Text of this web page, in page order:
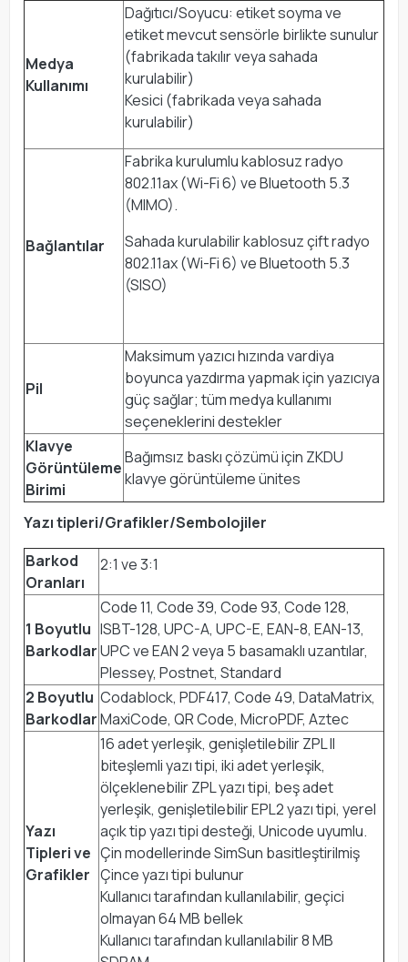
Medya
Kullanımı
Dağıtıcı/Soyucu: etiket soyma ve
etiket mevcut sensörle birlikte sunulur
(fabrikada takılır veya sahada
kurulabilir)
Kesici (fabrikada veya sahada
kurulabilir)
Bağlantılar
Fabrika kurulumlu kablosuz radyo
802.11ax (Wi-Fi 6) ve Bluetooth 5.3
(MIMO).
Sahada kurulabilir kablosuz çift radyo
802.11ax (Wi-Fi 6) ve Bluetooth 5.3
(SISO)
Pil
Maksimum yazıcı hızında vardiya
boyunca yazdırma yapmak için yazıcıya
güç sağlar; tüm medya kullanımı
seçeneklerini destekler
Klavye
Görüntüleme
Birimi
Bağımsız baskı çözümü için ZKDU
klavye görüntüleme ünites
Yazı tipleri/Grafikler/Sembolojiler
Barkod
Oranları
2:1 ve 3:1
1 Boyutlu
Barkodlar
Code 11, Code 39, Code 93, Code 128,
ISBT-128, UPC-A, UPC-E, EAN-8, EAN-13,
UPC ve EAN 2 veya 5 basamaklı uzantılar,
Plessey, Postnet, Standard
2 Boyutlu
Barkodlar
Codablock, PDF417, Code 49, DataMatrix,
MaxiCode, QR Code, MicroPDF, Aztec
Yazı
Tipleri ve
Grafikler
16 adet yerleşik, genişletilebilir ZPL II
biteşlemli yazı tipi, iki adet yerleşik,
ölçeklenebilir ZPL yazı tipi, beş adet
yerleşik, genişletilebilir EPL2 yazı tipi, yerel
açık tip yazı tipi desteği, Unicode uyumlu.
Çin modellerinde SimSun basitleştirilmiş
Çince yazı tipi bulunur
Kullanıcı tarafından kullanılabilir, geçici
olmayan 64 MB bellek
Kullanıcı tarafından kullanılabilir 8 MB